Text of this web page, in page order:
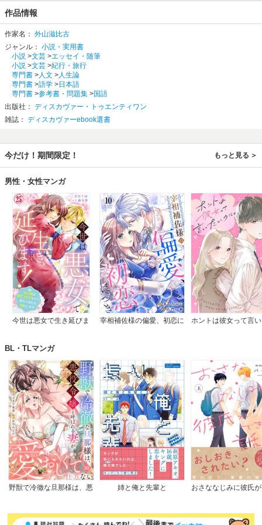
作品情報
作家名： 外山滋比古
ジャンル： 小説・実用書
小説 >文芸 >エッセイ・随筆
小説 >文芸 >紀行・旅行
専門書 >人文 >人生論
専門書 >語学 >日本語
専門書 >参考書・問題集 >国語
出版社： ディスカヴァー・トゥエンティワン
雑誌： ディスカヴァーebook選書
今だけ！期間限定！ もっと見る
男性・女性マンガ
今世は悪女で生き延びま
します～
宰相補佐様の偏愛、初恋に
ホントは彼女って言
BL・TLマンガ
野獣で冷徹な旦那様は、悪
姉と俺と先輩と
おさななじみに彼氏